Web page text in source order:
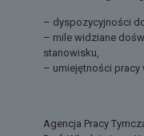
– dyspozycyjności
– mile widziane
stanowisku,
– umiejętności pracy
Agencja Pracy